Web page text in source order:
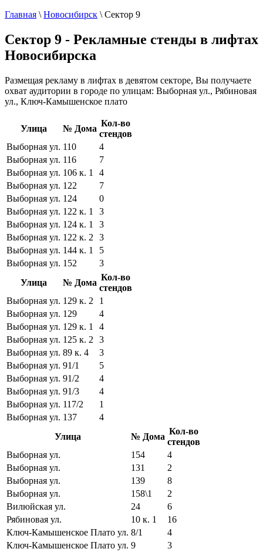
Главная \ Новосибирск \ Сектор 9
Сектор 9 - Рекламные стенды в лифтах
Новосибирска
Размещая рекламу в лифтах в девятом секторе, Вы получаете
охват аудитории в городе по улицам: Выборная ул., Рябиновая
ул., Ключ-Камышенское плато
Улица № Дома
Кол-во
стендов
Выборная ул. 110
4
Выборная ул. 116
7
Выборная ул. 106 к. 1
4
Выборная ул. 122
7
Выборная ул. 124
0
Выборная ул. 122 к. 1
3
Выборная ул. 124 к. 1
3
Выборная ул. 122 к. 2
3
Выборная ул. 144 к. 1
5
Выборная ул. 152
3
Улица
№ Дома
Кол-во
стендов
Выборная ул. 129 к. 2
1
Выборная ул. 129
4
Выборная ул. 129 к. 1
4
Выборная ул. 125 к. 2
3
Выборная ул. 89 к. 4
3
Выборная ул. 91/1
5
Выборная ул. 91/2
4
Выборная ул. 91/3
4
Выборная ул. 117/2
1
Выборная ул. 137
4
Улица
№ Дома
Кол-во
стендов
Выборная ул.
154
4
Выборная ул.
131
2
Выборная ул.
139
8
Выборная ул.
158\1
2
Вилюйская ул.
24
6
Рябиновая ул.
10 к. 1
16
Ключ-Камышенское Плато ул. 8/1
4
Ключ-Камышенское Плато ул. 9
3